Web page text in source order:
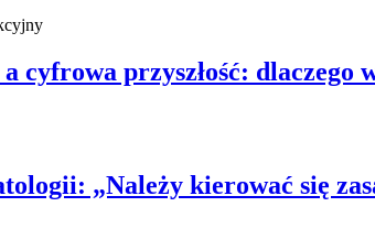
cyfrowa przyszłość: dlaczego
„Należy kierować się